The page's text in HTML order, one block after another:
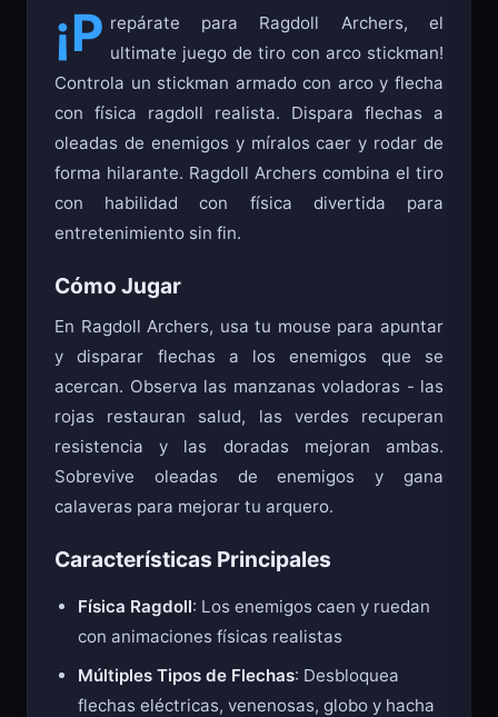
¡P repárate para Ragdoll Archers, el
ultimate juego de tiro con arco stickman!
Controla un stickman armado con arco y flecha
con física ragdoll realista. Dispara flechas a
oleadas de enemigos y míralos caer y rodar de
forma hilarante. Ragdoll Archers combina el tiro
con habilidad con física divertida para
entretenimiento sin fin.
Cómo Jugar
En Ragdoll Archers, usa tu mouse para apuntar
y disparar flechas a los enemigos que se
acercan. Observa las manzanas voladoras - las
rojas restauran salud, las verdes recuperan
resistencia y las doradas mejoran ambas.
Sobrevive oleadas de enemigos y gana
calaveras para mejorar tu arquero.
Características Principales
Física Ragdoll: Los enemigos caen y ruedan
con animaciones físicas realistas
Múltiples Tipos de Flechas: Desbloquea
flechas eléctricas, venenosas, globo y hacha